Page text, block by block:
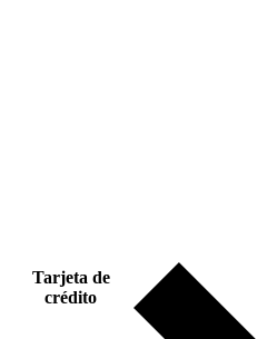
Tarjeta de
crédito